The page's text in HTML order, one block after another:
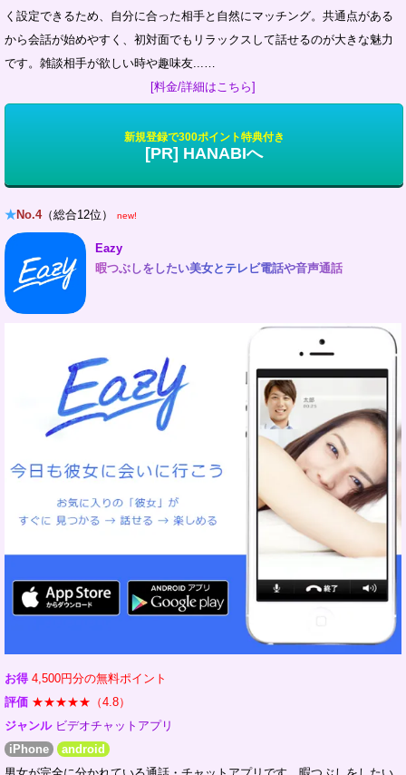
く設定できるため、自分に合った相手と自然にマッチング。共通点がある
から会話が始めやすく、初対面でもリラックスして話せるのが大きな魅力
です。雑談相手が欲しい時や趣味友...…
[料金/詳細はこちら]
新規登録で300ポイント特典付き
[PR] HANABIへ
★No.4（総合12位） new!
Eazy
暇つぶしをしたい美女とテレビ電話や音声通話
お得 4,500円分の無料ポイント
評価 ★★★★★（4.8）
ジャンル ビデオチャットアプリ
iPhone
android